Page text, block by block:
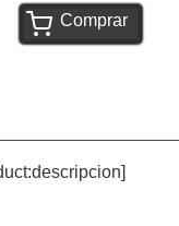
Comprar